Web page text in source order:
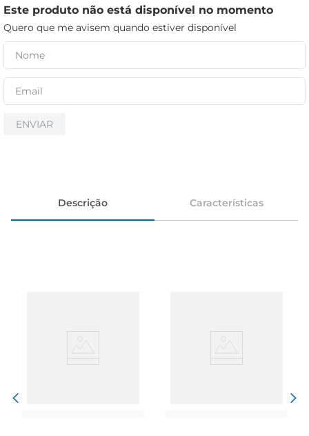
Este produto não está disponível no momento
Quero que me avisem quando estiver disponível
ENVIAR
Descrição Características
cerveja
iogurte
papel higiênico